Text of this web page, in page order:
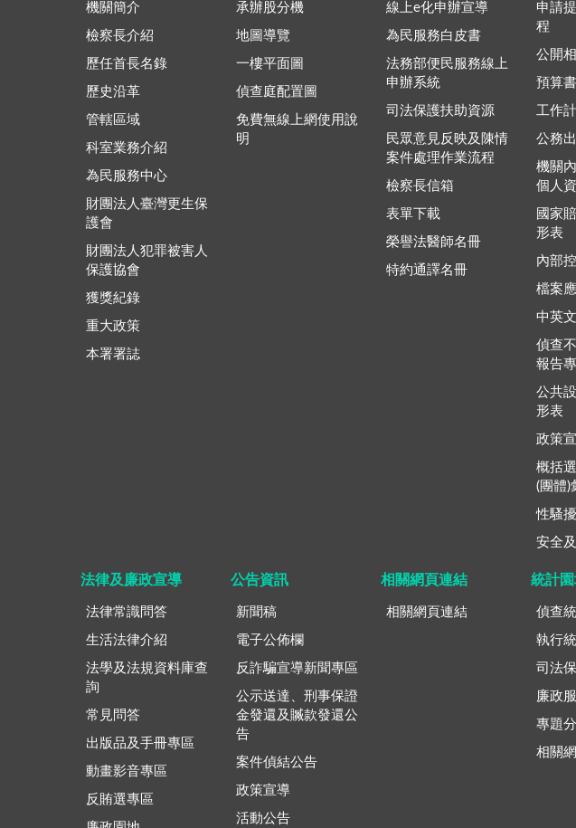
機關簡介
檢察長介紹
歷任首長名錄
歷史沿革
管轄區域
科室業務介紹
為民服務中心
財團法人臺灣更生保
護會
財團法人犯罪被害人
保護協會
獲獎紀錄
重大政策
本署署誌
承辦股分機
地圖導覽
一樓平面圖
偵查庭配置圖
免費無線上網使用說
明
線上e化申辦宣導
為民服務白皮書
法務部便民服務線上
申辦系統
司法保護扶助資源
民眾意見反映及陳情
案件處理作業流程
檢察長信箱
表單下載
榮譽法醫師名冊
特約通譯名冊
申請
程
公開
預算
工作
公務
機關
個人
國家
形表
內部
檔案
中英
偵查
報告
公共
形表
政策
概括
(團體)
性騷
安全
法律及廉政宣導
法律常識問答
生活法律介紹
法學及法規資料庫查
詢
常見問答
出版品及手冊專區
動畫影音專區
反賄選專區
公告資訊
新聞稿
電子公佈欄
反詐騙宣導新聞專區
公示送達、刑事保證
金發還及贓款發還公
告
案件偵結公告
政策宣導
活動公告
相關網頁連結
相關網頁連結
統計
偵查
執行
司法
廉政
專題
相關